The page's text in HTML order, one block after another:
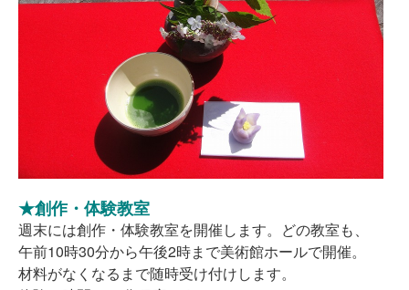
★創作・体験教室
週末には創作・体験教室を開催します。どの教室も、
午前10時30分から午後2時まで美術館ホールで開催。
材料がなくなるまで随時受け付けします。